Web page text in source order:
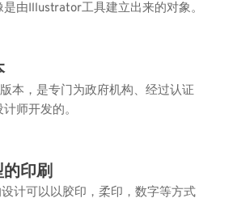
由Illustrator工具建立出来的对象。
本，是专门为政府机构、经过认证
师开发的。
印刷
计可以以胶印，柔印，数字等方式